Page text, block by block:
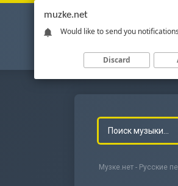
Музке.нет - Русские
muzke.net
Would like to send you notifications
Discard